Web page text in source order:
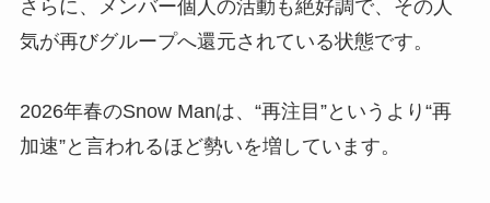
さらに、メンバー個人の活動も絶好調で、その人
気が再びグループへ還元されている状態です。
2026年春のSnow Manは、“再注目”というより“再
加速”と言われるほど勢いを増しています。